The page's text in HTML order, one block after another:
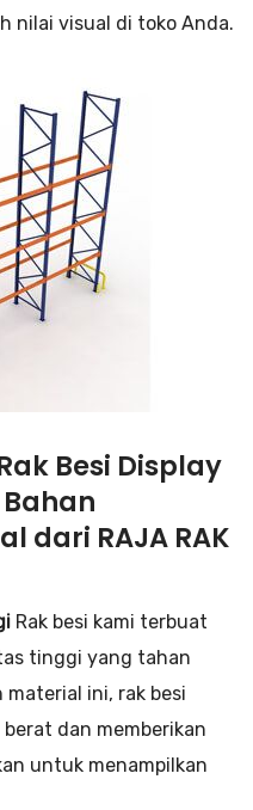
nilai visual di toko Anda.
Besi Display
dari RAJA RAK
Rak besi kami terbuat
tinggi yang tahan
material ini, rak besi
dan memberikan
untuk menampilkan